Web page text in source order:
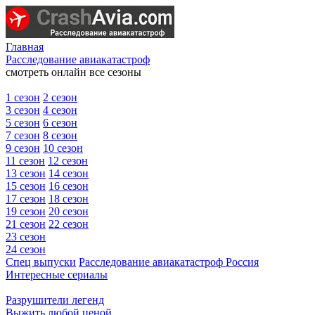
Главная
Расследование авиакатастроф
смотреть онлайн все сезоны
1 сезон 2 сезон
3 сезон 4 сезон
5 сезон 6 сезон
7 сезон 8 сезон
9 сезон 10 сезон
11 сезон 12 сезон
13 сезон 14 сезон
15 сезон 16 сезон
17 сезон 18 сезон
19 сезон 20 сезон
21 сезон 22 сезон
23 сезон
24 сезон
Спец выпуски Расследование авиакатастроф Россия
Интересные сериалы
Разрушители легенд
Выжить любой ценой